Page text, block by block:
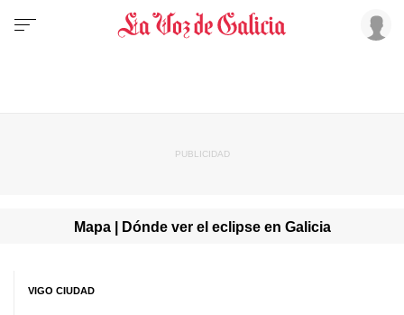
Mapa | Dónde ver el eclipse en Galicia
VIGO CIUDAD